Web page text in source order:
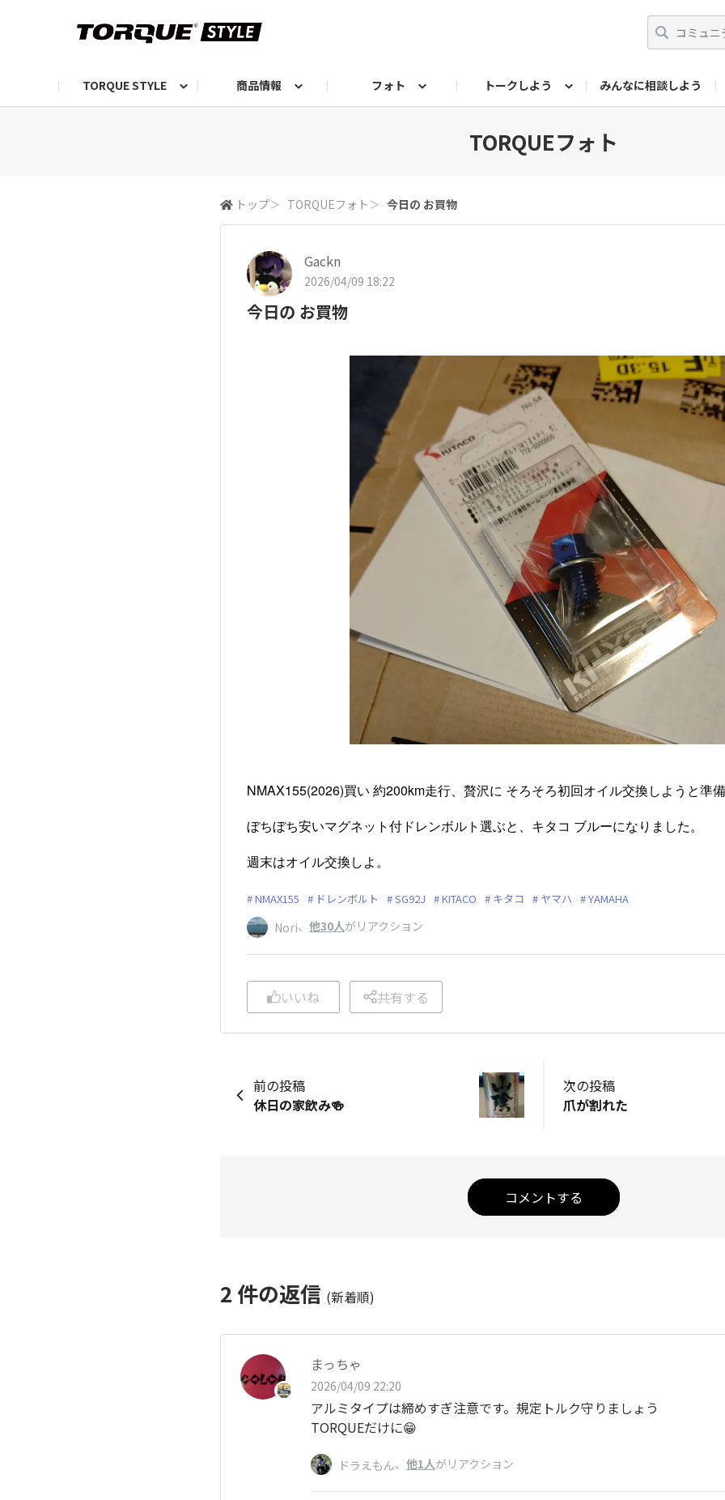
TORQUE STYLE 商品情報 フォト トークしよう みんなに相談しよう
TORQUEフォト
トップ＞ TORQUEフォト ＞ 今日の お買物
Gackn
2026/04/09 18:22
今日の お買物
NMAX155(2026)買い 約200km走行、贅沢に そろそろ初回オイル交換しようと準
ぼちぼち安いマグネット付ドレンボルト選ぶと、キタコ ブルーになりました。
週末はオイル交換しよ。
NMAX155 ドレンボルト SG92J KITACO キタコ ヤマハ YAMAHA
Nori、 他30人がリアクション
いいね 共有する
前の投稿
休日の家飲み🍻
次の投稿
爪が割れた
コメントする
2 件の返信 (新着順)
まっちゃ
2026/04/09 22:20
アルミタイプは締めすぎ注意です。規定トルク守りましょう
TORQUEだけに😁
ドラえもん、 他1人がリアクション